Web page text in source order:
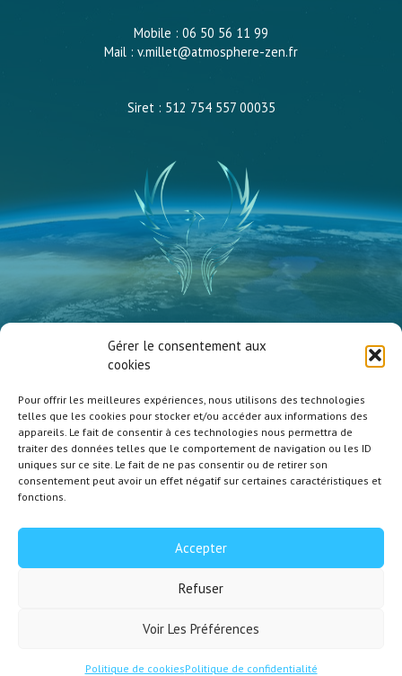
Gérer le consentement aux
cookies
Pour offrir les meilleures expériences, nous utilisons des technologies
telles que les cookies pour stocker et/ou accéder aux informations des
appareils. Le fait de consentir à ces technologies nous permettra de
traiter des données telles que le comportement de navigation ou les ID
uniques sur ce site. Le fait de ne pas consentir ou de retirer son
consentement peut avoir un effet négatif sur certaines caractéristiques et
fonctions.
Accepter
Refuser
Voir Les Préférences
Politique de cookiesPolitique de confidentialité
Mobile : 06 50 56 11 99
Mail : v.millet@atmosphere-zen.fr
Siret : 512 754 557 00035
Vanessa Millet
Atmosphère Zen
Contact
Politique de cookies (UE)
Copyright © 2026 Atmosphère Zen | Webdesign by